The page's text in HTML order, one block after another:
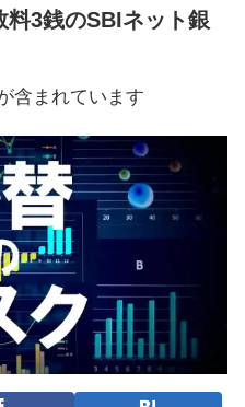
3銭のSBIネット銀
含まれています